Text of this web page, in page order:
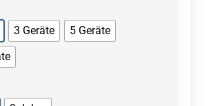
3 Geräte
5 Geräte